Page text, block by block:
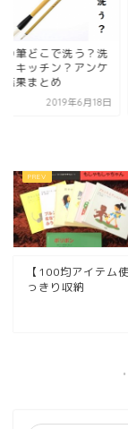
の筆どこで洗う？洗
？キッチン？アンケ
結果まとめ
2019年6月18日
【100均アイテム
っきり収納